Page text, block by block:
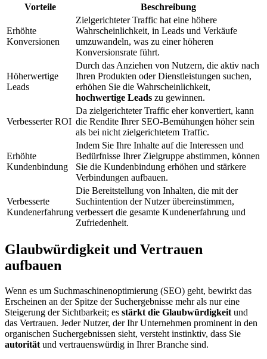
Vorteile Beschreibung
Erhöhte
Konversionen
Zielgerichteter Traffic hat eine höhere
Wahrscheinlichkeit, in Leads und Verkäufe
umzuwandeln, was zu einer höheren
Konversionsrate führt.
Höherwertige
Leads
Durch das Anziehen von Nutzern, die aktiv nach
Ihren Produkten oder Dienstleistungen suchen,
erhöhen Sie die Wahrscheinlichkeit,
hochwertige Leads zu gewinnen.
Verbesserter ROI
Da zielgerichteter Traffic eher konvertiert, kann
die Rendite Ihrer SEO-Bemühungen höher sein
als bei nicht zielgerichtetem Traffic.
Erhöhte
Kundenbindung
Indem Sie Ihre Inhalte auf die Interessen und
Bedürfnisse Ihrer Zielgruppe abstimmen, können
Sie die Kundenbindung erhöhen und stärkere
Verbindungen aufbauen.
Verbesserte
Kundenerfahrung
Die Bereitstellung von Inhalten, die mit der
Suchintention der Nutzer übereinstimmen,
verbessert die gesamte Kundenerfahrung und
Zufriedenheit.
Glaubwürdigkeit und Vertrauen
aufbauen
Wenn es um Suchmaschinenoptimierung (SEO) geht, bewirkt das
Erscheinen an der Spitze der Suchergebnisse mehr als nur eine
Steigerung der Sichtbarkeit; es stärkt die Glaubwürdigkeit und
das Vertrauen. Jeder Nutzer, der Ihr Unternehmen prominent in den
organischen Suchergebnissen sieht, versteht instinktiv, dass Sie
autorität und vertrauenswürdig in Ihrer Branche sind.